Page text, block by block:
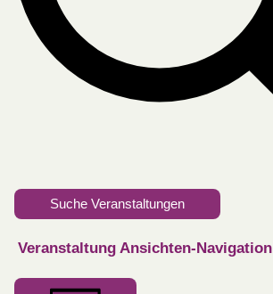
Suche Veranstaltungen
Veranstaltung Ansichten-Navigation